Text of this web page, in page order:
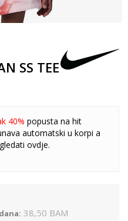
SS TEE
40% popusta na hit
automatski u korpi a
ovdje.
38,50 BAM